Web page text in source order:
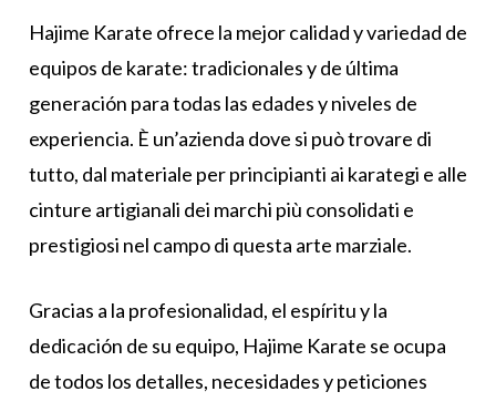
Hajime Karate ofrece la mejor calidad y variedad de
equipos de karate: tradicionales y de última
generación para todas las edades y niveles de
experiencia. È un’azienda dove si può trovare di
tutto, dal materiale per principianti ai karategi e alle
cinture artigianali dei marchi più consolidati e
prestigiosi nel campo di questa arte marziale.
Gracias a la profesionalidad, el espíritu y la
dedicación de su equipo, Hajime Karate se ocupa
de todos los detalles, necesidades y peticiones